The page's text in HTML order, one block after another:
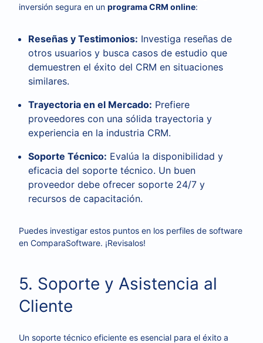
inversión segura en un programa CRM online:
Reseñas y Testimonios: Investiga reseñas de
otros usuarios y busca casos de estudio que
demuestren el éxito del CRM en situaciones
similares.
Trayectoria en el Mercado: Prefiere
proveedores con una sólida trayectoria y
experiencia en la industria CRM.
Soporte Técnico: Evalúa la disponibilidad y
eficacia del soporte técnico. Un buen
proveedor debe ofrecer soporte 24/7 y
recursos de capacitación.
Puedes investigar estos puntos en los perfiles de software
en ComparaSoftware. ¡Revisalos!
5. Soporte y Asistencia al
Cliente
Un soporte técnico eficiente es esencial para el éxito a